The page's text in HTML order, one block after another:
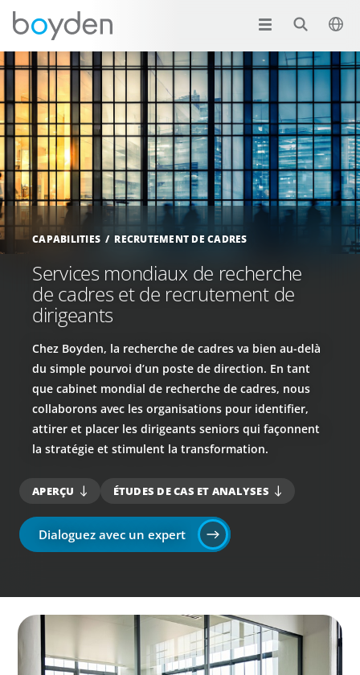
CAPABILITIES RECRUTEMENT DE CADRES
Services mondiaux de recherche
de cadres et de recrutement de
dirigeants
Chez Boyden, la recherche de cadres va bien au-delà
du simple pourvoi d’un poste de direction. En tant
que cabinet mondial de recherche de cadres, nous
collaborons avec les organisations pour identifier,
attirer et placer les dirigeants seniors qui façonnent
la stratégie et stimulent la transformation.
APERÇU ÉTUDES DE CAS ET ANALYSES
Dialoguez avec un expert